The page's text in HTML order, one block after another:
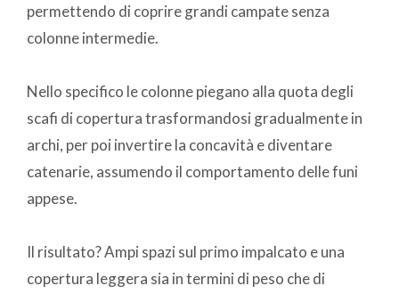
permettendo di coprire grandi campate senza
colonne intermedie.
Nello specifico le colonne piegano alla quota degli
scafi di copertura trasformandosi gradualmente in
archi, per poi invertire la concavità e diventare
catenarie, assumendo il comportamento delle funi
appese.
Il risultato? Ampi spazi sul primo impalcato e una
copertura leggera sia in termini di peso che di